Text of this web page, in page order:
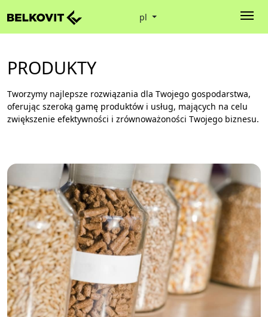
pl
PRODUKTY
Tworzymy najlepsze rozwiązania dla Twojego gospodarstwa,
oferując szeroką gamę produktów i usług, mających na celu
zwiększenie efektywności i zrównoważoności Twojego biznesu.